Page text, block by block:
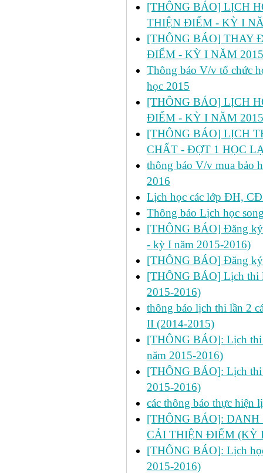
[THÔNG BÁO] LỊCH
THIỆN ĐIỂM - KỲ I
[THÔNG BÁO] THAY
ĐIỂM - KỲ I NĂM
Thông báo V/v tổ chức
học 2015
[THÔNG BÁO] LỊCH
ĐIỂM - KỲ I NĂM
[THÔNG BÁO] LỊCH
CHẤT - ĐỢT 1 HỌC
thông báo V/v mua bảo
2016
Lịch học các lớp ĐH, CĐ
Thông báo Lịch học
[THÔNG BÁO] Đăng ký
- kỳ I năm 2015-2016)
[THÔNG BÁO] Đăng ký
[THÔNG BÁO] Lịch thi
2015-2016)
thông báo lịch thi lần 2
II (2014-2015)
[THÔNG BÁO]: Lịch thi
năm 2015-2016)
[THÔNG BÁO]: Lịch thi
2015-2016)
các thông báo thực hiện
[THÔNG BÁO]:
CẢI THIỆN ĐIỂM (KỲ
[THÔNG BÁO]: Lịch
2015-2016)